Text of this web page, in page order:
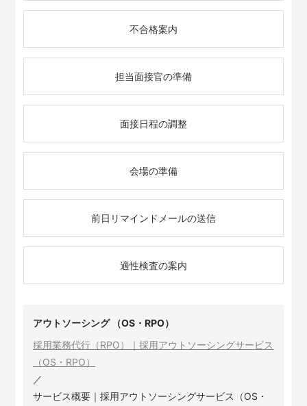
不合格案内
担当面接官の準備
面接日程の調整
会場の準備
前日リマインドメールの送信
適性検査の案内
アウトソーシング （OS・RPO）
採用業務代行（RPO）｜採用アウトソーシングサービス
（OS・RPO）
／
サービス概要｜採用アウトソーシングサービス（OS・